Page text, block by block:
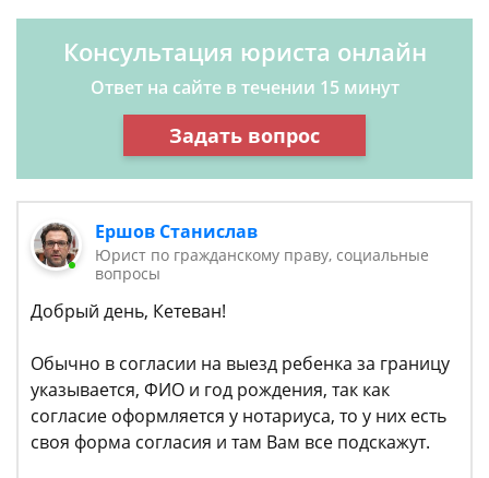
Консультация юриста онлайн
Ответ на сайте в течении 15 минут
Задать вопрос
Ершов Станислав
Юрист по гражданскому праву, социальные
вопросы
Добрый день, Кетеван!
Обычно в согласии на выезд ребенка за границу
указывается, ФИО и год рождения, так как
согласие оформляется у нотариуса, то у них есть
своя форма согласия и там Вам все подскажут.